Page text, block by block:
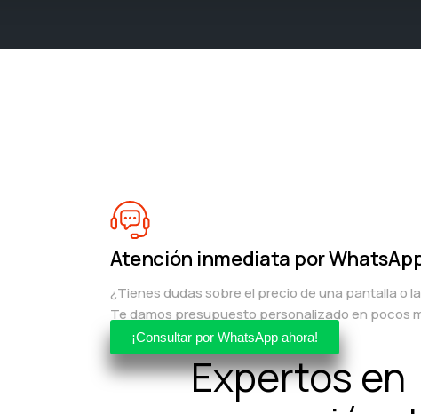
Atención inmediata por
¿Tienes dudas sobre el precio de una pantalla o
Te damos presupuesto personalizado en pocos
¡Consultar por WhatsApp ahora!
Expertos en